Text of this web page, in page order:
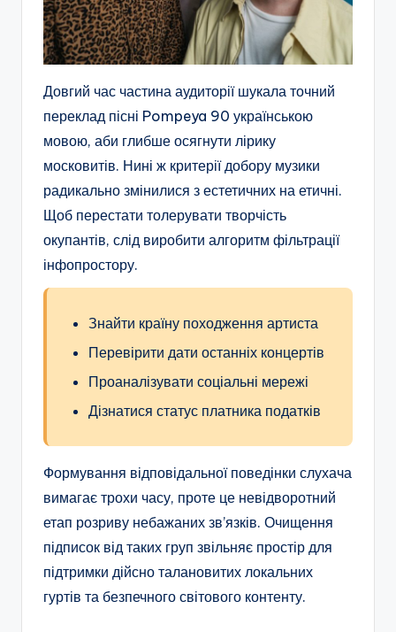
Довгий час частина аудиторії шукала точний
переклад пісні Pompeya 90 українською
мовою, аби глибше осягнути лірику
московитів. Нині ж критерії добору музики
радикально змінилися з естетичних на етичні.
Щоб перестати толерувати творчість
окупантів, слід виробити алгоритм фільтрації
інфопростору.
Знайти країну походження артиста
Перевірити дати останніх концертів
Проаналізувати соціальні мережі
Дізнатися статус платника податків
Формування відповідальної поведінки слухача
вимагає трохи часу, проте це невідворотний
етап розриву небажаних зв’язків. Очищення
підписок від таких груп звільняє простір для
підтримки дійсно талановитих локальних
гуртів та безпечного світового контенту.